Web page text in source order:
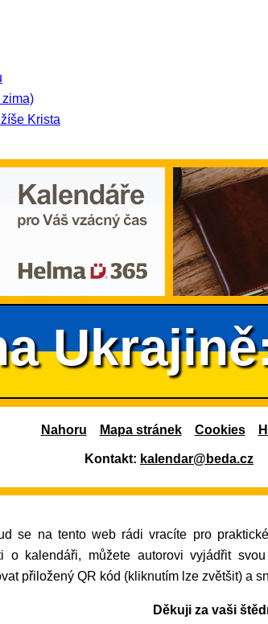
zima)
Krista
Nahoru Mapa stránek Cookies
Kontakt: kalendar@beda.cz
o kalendáři, můžete autorovi vyjádřit
přiložený QR kód (kliknutím lze zvětšit) a
Děkuji za vaši